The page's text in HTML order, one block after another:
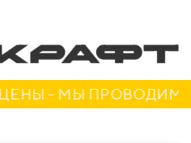
- МЫ ПРОВОДИМ